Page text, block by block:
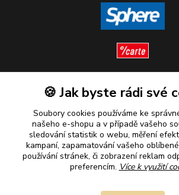
Sledujte nás
Plaťte u nás bezpečně
🍪 Jak byste rádi své
Soubory cookies používáme ke
našeho e-shopu a v případě vašeho
sledování statistik o webu, měření
kampaní, zapamatování vašeho
používání stránek, či zobrazení reklam
preferencím. Více k využití